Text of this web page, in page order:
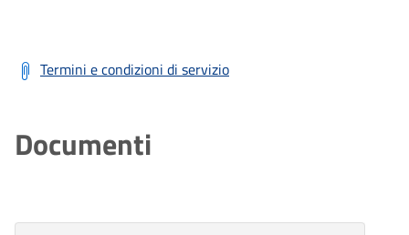
Termini e condizioni di servizio
Documenti